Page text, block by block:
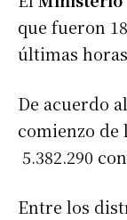
que fueron
últimas
De acuerdo
comienzo de
5.382.290
Entre los